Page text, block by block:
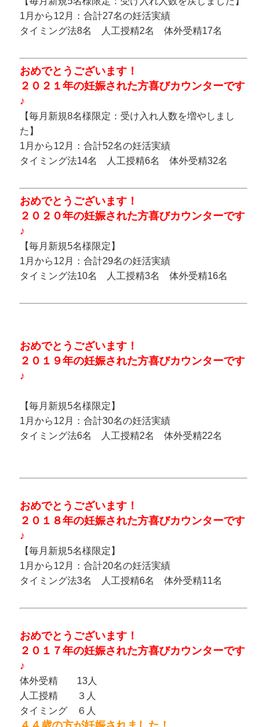
1月から12月：合計27名の妊活実績
タイミング法8名 人工授精2名 体外受精17名
おめでとうございます！
２０２１年の妊娠された方喜びカウンターです
♪
【毎月新規8名様限定：受け入れ人数を増やしまし
た】
1月から12月：合計52名の妊活実績
タイミング法14名 人工授精6名 体外受精32名
おめでとうございます！
２０２０年の妊娠された方喜びカウンターです
♪
【毎月新規5名様限定】
1月から12月：合計29名の妊活実績
タイミング法10名 人工授精3名 体外受精16名
おめでとうございます！
２０１９年の妊娠された方喜びカウンターです
♪
【毎月新規5名様限定】
1月から12月：合計30名の妊活実績
タイミング法6名 人工授精2名 体外受精22名
おめでとうございます！
２０１８年の妊娠された方喜びカウンターです
♪
【毎月新規5名様限定】
1月から12月：合計20名の妊活実績
タイミング法3名 人工授精6名 体外受精11名
おめでとうございます！
２０１７年の妊娠された方喜びカウンターです
♪
体外受精 13人
人工授精 ３人
タイミング ６人